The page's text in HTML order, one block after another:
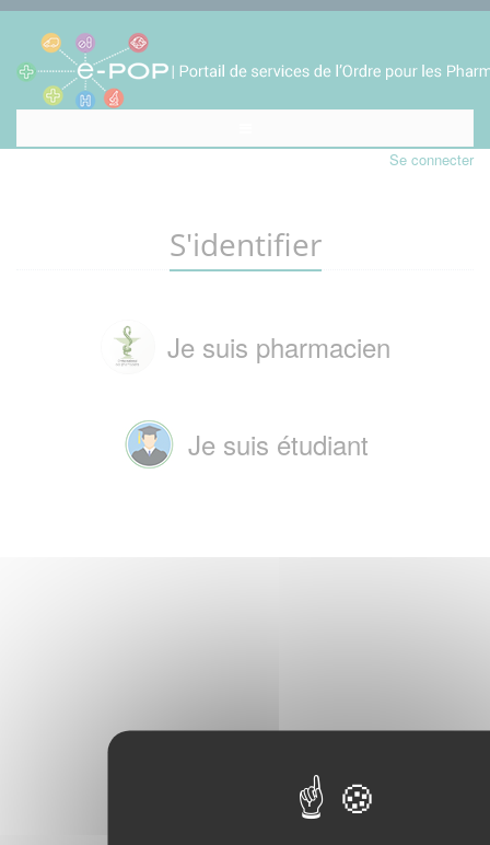
Se connecter
S'identifier
Je suis pharmacien
Je suis étudiant